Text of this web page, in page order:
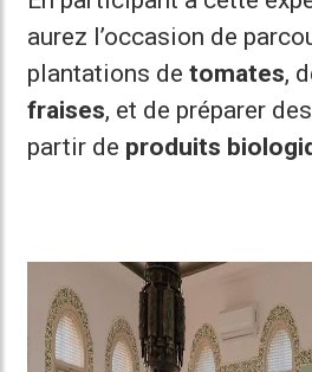
aurez l’occasion de
plantations detomates,
fraises, et de préparer des
partir de produits